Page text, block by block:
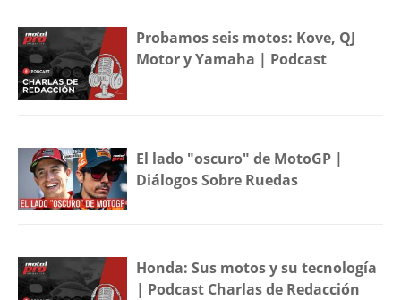
Probamos seis motos: Kove, QJ
Motor y Yamaha | Podcast
El lado "oscuro" de MotoGP |
Diálogos Sobre Ruedas
Honda: Sus motos y su tecnología
| Podcast Charlas de Redacción